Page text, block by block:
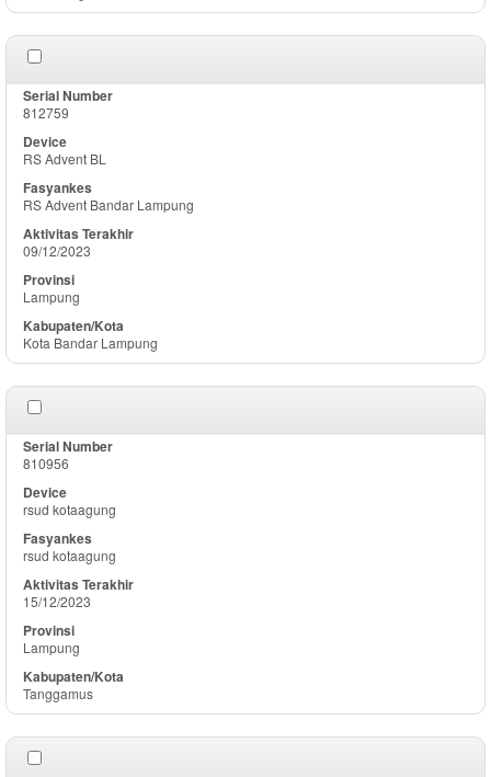
812759
RS Advent BL
RS Advent Bandar Lampung
09/12/2023
Lampung
Kota Bandar Lampung
810956
rsud kotaagung
rsud kotaagung
15/12/2023
Lampung
Tanggamus